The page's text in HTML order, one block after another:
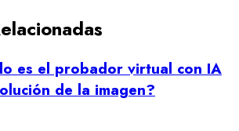
es el probador virtual con IA
de la imagen?